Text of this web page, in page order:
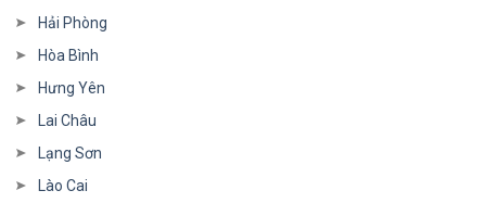
Hải Phòng
Hòa Bình
Hưng Yên
Lai Châu
Lạng Sơn
Lào Cai